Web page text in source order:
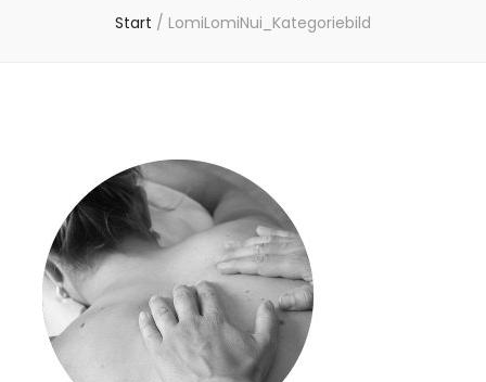
Start / LomiLomiNui_Kategoriebild